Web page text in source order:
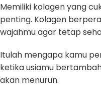
Memiliki kolagen yang
penting. Kolagen
wajahmu agar tetap
Itulah mengapa kamu
ketika usiamu
akan menurun.